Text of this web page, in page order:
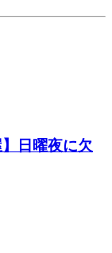
日曜夜に欠